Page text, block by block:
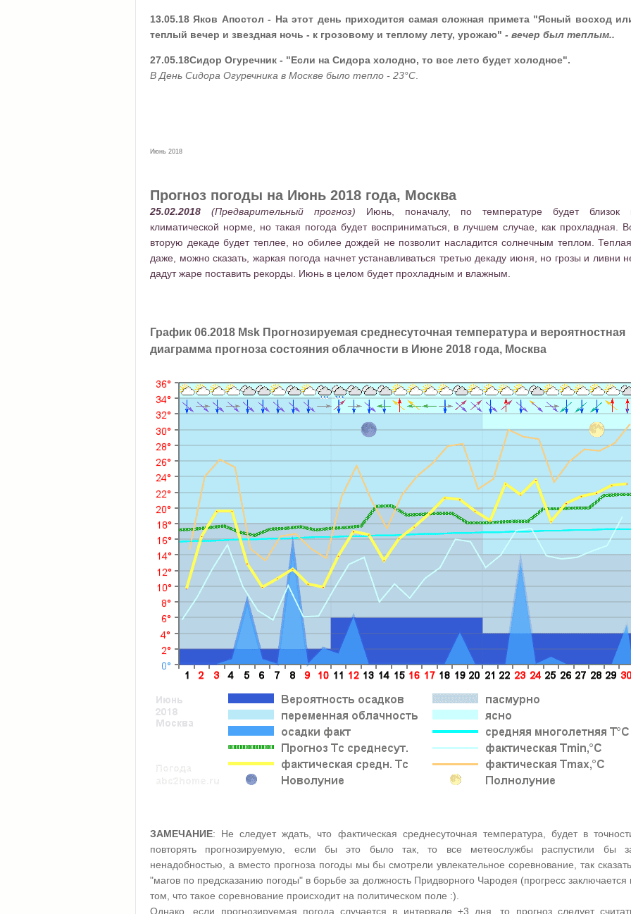
13.05.18Яков Апостол - На этот день приходится самая сложная примета "Ясный восход
теплый вечер и звездная ночь - к грозовому и теплому лету, урожаю" - вечер был теплым..
27.05.18Сидор Огуречник - "Если на Сидора холодно, то все лето будет холодное".
В День Сидора Огуречника в Москве было тепло - 23°C
Июнь 2018
Прогноз погоды на Июнь 2018 года, Москва
25.02.2018 (Предварительный прогноз) Июнь, поначалу, по температуре будет близок
климатической норме, но такая погода будет восприниматься, в лучшем случае, как прохладная.
вторую декаде будет теплее, но обилее дождей не позволит насладится солнечным теплом. Теплая,
даже, можно сказать, жаркая погода начнет устанавливаться третью декаду июня, но грозы и ливни
дадут жаре поставить рекорды. Июнь в целом будет прохладным и влажным.
График 06.2018 Msk Прогнозируемая среднесуточная температура и вероятностная
диаграмма прогноза состояния облачности в Июне 2018 года, Москва
ЗАМЕЧАНИЕ: Не следует ждать, что фактическая среднесуточная температура, будет в
повторять прогнозируемую, если бы это было так, то все метеослужбы распустили бы
ненадобностью, а вместо прогноза погоды мы бы смотрели увлекательное соревнование, так сказать,
"магов по предсказанию погоды" в борьбе за должность Придворного Чародея (прогресс заключается
том, что такое соревнование происходит на политическом поле :).
Однако, если прогнозируемая погода случается в интервале ±3 дня, то прогноз следует